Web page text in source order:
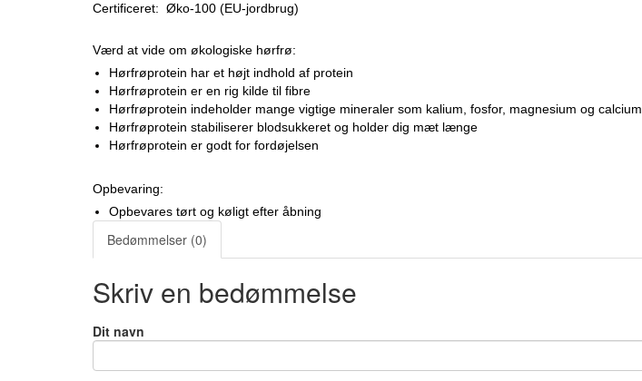
Certificeret: Øko-100 (EU-jordbrug)
Værd at vide om økologiske hørfrø:
Hørfrøprotein har et højt indhold af protein
Hørfrøprotein er en rig kilde til fibre
Hørfrøprotein indeholder mange vigtige mineraler som kalium, fosfor, magnesium og calcium
Hørfrøprotein stabiliserer blodsukkeret og holder dig mæt længe
Hørfrøprotein er godt for fordøjelsen
Opbevaring:
Opbevares tørt og køligt efter åbning
Bedømmelser (0)
Skriv en bedømmelse
Dit navn